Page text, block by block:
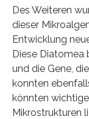
Des Weiteren
dieser
Entwicklung
Diese Diatomea
und die Gene,
konnten
könnten
Mikrostrukturen